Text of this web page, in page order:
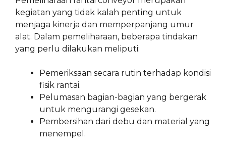
kegiatan yang tidak kalah penting untuk
menjaga kinerja dan memperpanjang umur
alat. Dalam pemeliharaan, beberapa tindakan
yang perlu dilakukan meliputi:
Pemeriksaan secara rutin terhadap kondisi
fisik rantai.
Pelumasan bagian-bagian yang bergerak
untuk mengurangi gesekan.
Pembersihan dari debu dan material yang
menempel.